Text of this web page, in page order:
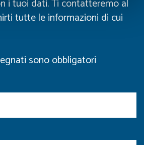
i tuoi dati. Ti contatteremo al
tutte le informazioni di cui
sono obbligatori